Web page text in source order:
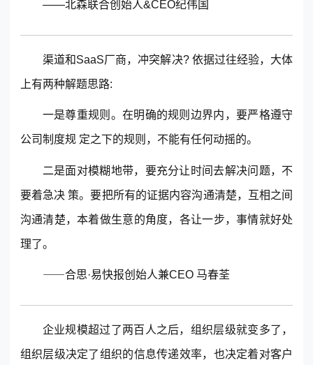
——北森联合创始人&CEO纪伟国
渠道和SaaS厂商，冲突解决? 依据过往经验，大体
上有两种解题思路:
一是尊重规则。在明确的规则边界内，要严格遵守
公司制度规 定之下的规则，不能有任何动摇的。
二是面对模糊地带，要充分让时间去解决问题，不
要着急决 策。要把所有的证据内容沟通清楚，互相之间
沟通清楚，本着做生意的角度，各让一步，事情就好处
理了。
⸺合思·易快报创始人兼CEO 马春荃
企业规模超过了两百人之后，组织层级就变多了，
组织层级决定了组织的信息传递效率，也决定着对客户